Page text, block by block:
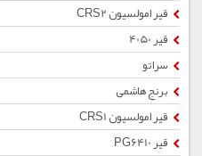
قیر امولسیون CRS2
قیر 4050
سراتو
برنج هاشمی
قیر امولسیون CRS1
قیر PG6410